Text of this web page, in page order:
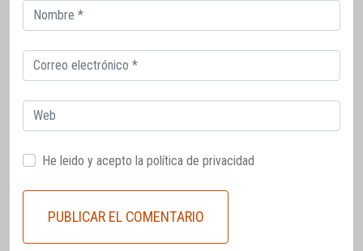
Correo
electrónico
Correo
electrónico
Web
He leido y acepto la política de privacidad